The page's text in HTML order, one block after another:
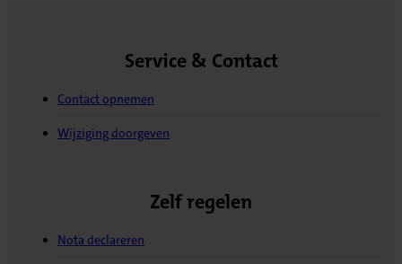
Service & Contact
Contact opnemen
Wijziging doorgeven
Zelf regelen
Nota declareren